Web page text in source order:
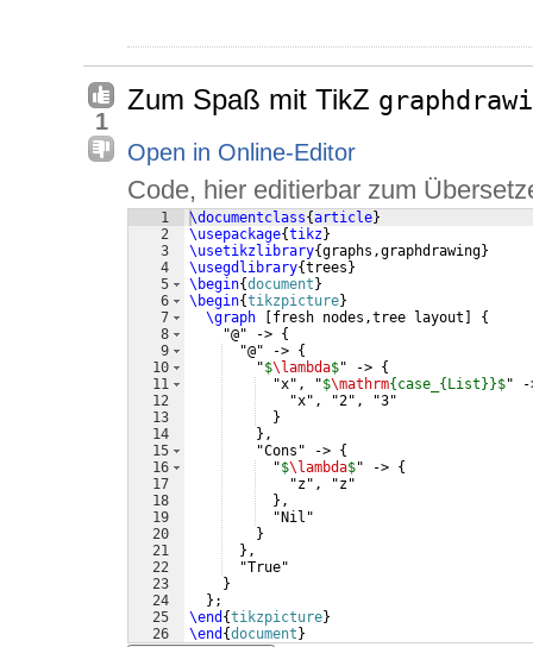
1
Zum Spaß mit TikZ
Open in Online-Editor
Code, hier editierbar zum
1
2
3
4
5
6
7
8
9
10
11
12
13
14
15
16
17
18
19
20
21
22
23
24
25
26
\documentclass{article}
\usepackage{tikz}
\usetikzlibrary{graphs,graphdrawing}
\usegdlibrary{trees }
\begin{document }
\begin{tikzpicture}
\graph
fresh nodes,tree layout
{
    "@" ->
{
  "@" ->
{
    "
$\lambda$" -> {
  "x", "
$\mathrm{case_{List}}$"
    "x", "2", "3"
}
} ,
    "Cons" ->
{
  "
$\lambda$" -> {
    "z", "z"
} ,
  "Nil"
}
} ,
  "True"
}
} ;
\end {tikzpicture}
\end {document }